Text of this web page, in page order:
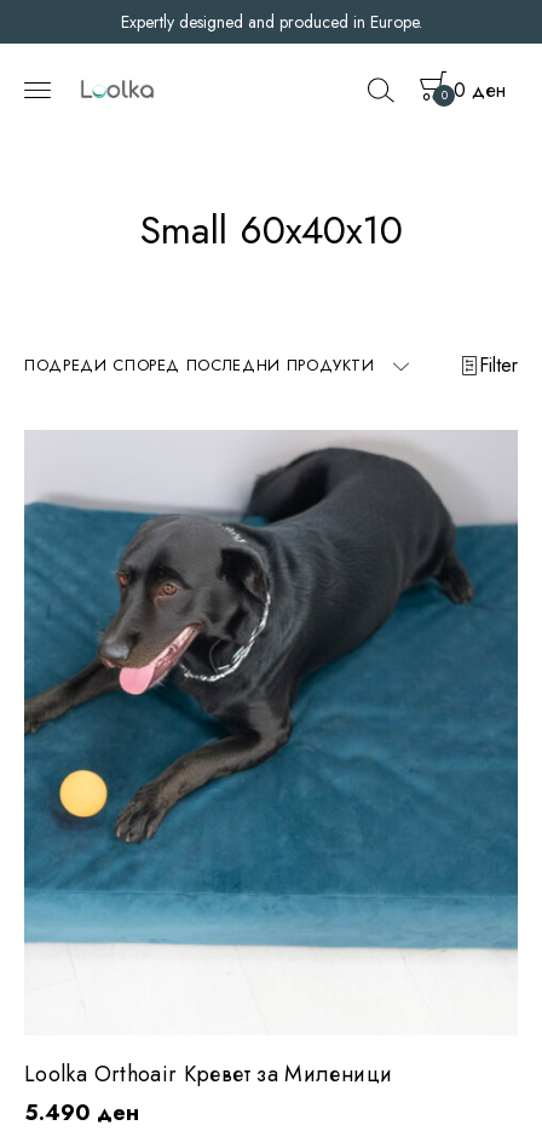
Expertly designed and produced in Europe.
0 ден
0
Small 60x40x10
ПОДРЕДИ СПОРЕД ПОСЛЕДНИ ПРОДУКТИ Filter
Loolka Orthoair Кревет за Миленици
5.490 ден